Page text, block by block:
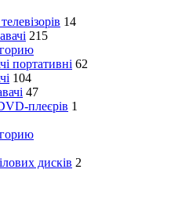
14
215
портативні 62
104
47
плеєрів 1
дисків 2